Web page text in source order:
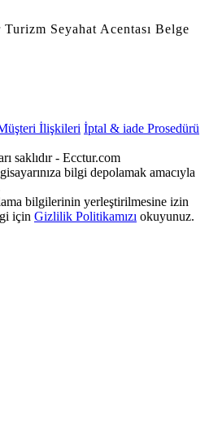
Seyahat Acentası Belge
İlişkileri İptal & iade Prosedürü
saklıdır - Ecctur.com
bilgi depolamak amacıyla
bilgilerinin yerleştirilmesine izin
için Gizlilik Politikamızı okuyunuz.